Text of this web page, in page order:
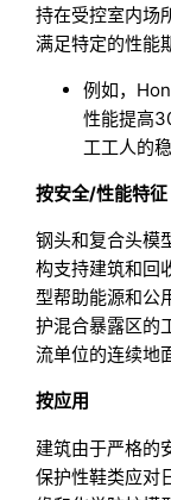
持在受控室内场
满足特定的性能
例如，
性能提高
工工人的稳
按安全/性能特征
钢头和复合头模
构支持建筑和回
型帮助能源和公
护混合暴露区的
流单位的连续地
按应用
建筑由于严格的
保护性鞋类应对